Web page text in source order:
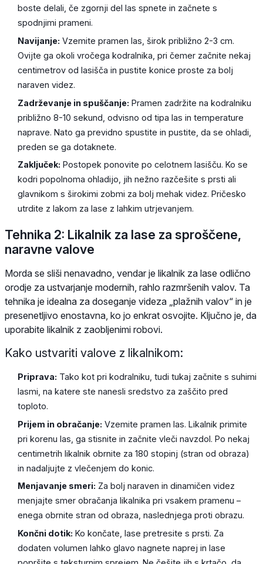
boste delali, če zgornji del las spnete in začnete s
spodnjimi prameni.
Navijanje: Vzemite pramen las, širok približno 2-3 cm.
Ovijte ga okoli vročega kodralnika, pri čemer začnite nekaj
centimetrov od lasišča in pustite konice proste za bolj
naraven videz.
Zadrževanje in spuščanje: Pramen zadržite na kodralniku
približno 8-10 sekund, odvisno od tipa las in temperature
naprave. Nato ga previdno spustite in pustite, da se ohladi,
preden se ga dotaknete.
Zaključek: Postopek ponovite po celotnem lasišču. Ko se
kodri popolnoma ohladijo, jih nežno razčešite s prsti ali
glavnikom s širokimi zobmi za bolj mehak videz. Pričesko
utrdite z lakom za lase z lahkim utrjevanjem.
Tehnika 2: Likalnik za lase za sproščene,
naravne valove
Morda se sliši nenavadno, vendar je likalnik za lase odlično
orodje za ustvarjanje modernih, rahlo razmršenih valov. Ta
tehnika je idealna za doseganje videza „plažnih valov“ in je
presenetljivo enostavna, ko jo enkrat osvojite. Ključno je, da
uporabite likalnik z zaobljenimi robovi.
Kako ustvariti valove z likalnikom:
Priprava: Tako kot pri kodralniku, tudi tukaj začnite s suhimi
lasmi, na katere ste nanesli sredstvo za zaščito pred
toploto.
Prijem in obračanje: Vzemite pramen las. Likalnik primite
pri korenu las, ga stisnite in začnite vleči navzdol. Po nekaj
centimetrih likalnik obrnite za 180 stopinj (stran od obraza)
in nadaljujte z vlečenjem do konic.
Menjavanje smeri: Za bolj naraven in dinamičen videz
menjajte smer obračanja likalnika pri vsakem pramenu –
enega obrnite stran od obraza, naslednjega proti obrazu.
Končni dotik: Ko končate, lase pretresite s prsti. Za
dodaten volumen lahko glavo nagnete naprej in lase